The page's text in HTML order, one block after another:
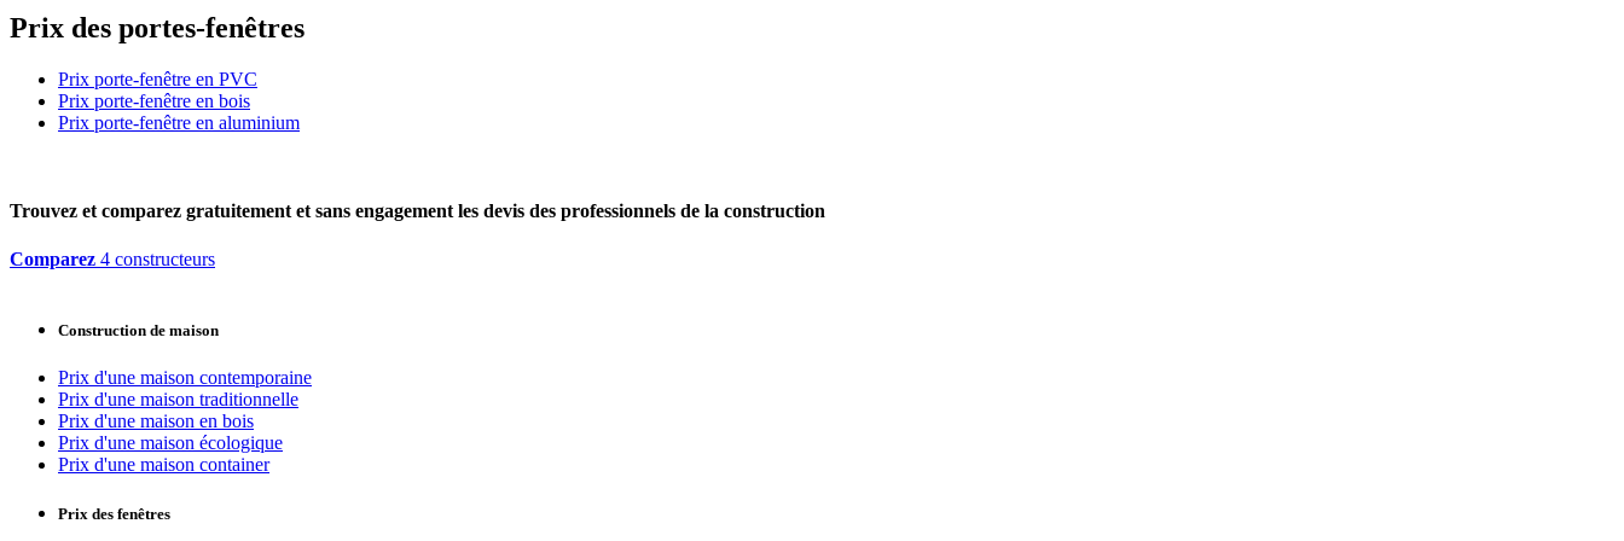
Prix des portes-fenêtres
Prix porte-fenêtre en PVC
Prix porte-fenêtre en bois
Prix porte-fenêtre en aluminium
Trouvez et comparez gratuitement et sans engagement les devis des professionnels de la construction
Comparez 4 constructeurs
Construction de maison
Prix d'une maison contemporaine
Prix d'une maison traditionnelle
Prix d'une maison en bois
Prix d'une maison écologique
Prix d'une maison container
Prix des fenêtres